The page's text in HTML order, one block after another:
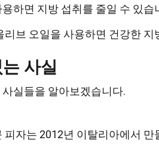
하면 지방 섭취를 줄일 수 있습
리브 오일을 사용하면 건강한 지
사실
실들을 알아보겠습니다.
피자는 2012년 이탈리아에서